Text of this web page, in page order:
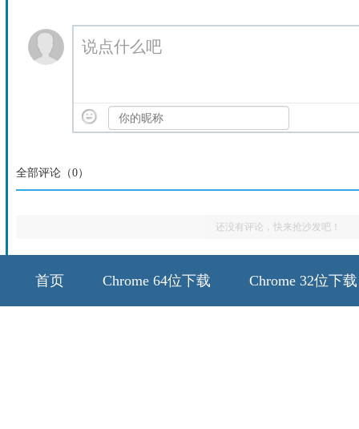
说点什么吧
全部评论（0）
还没有评论，快来抢沙发吧！
首页 Chrome 64位下载 Chrome 32位下载